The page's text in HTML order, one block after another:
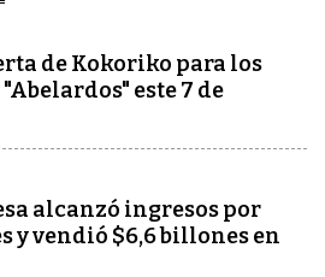
de Kokoriko para los
este 7 de
alcanzó ingresos por
y vendió $6,6 billones en